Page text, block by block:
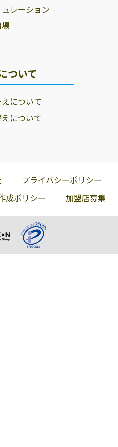
レーション
ついて
について
について
プライバシーポリシー
成ポリシー 加盟店募集